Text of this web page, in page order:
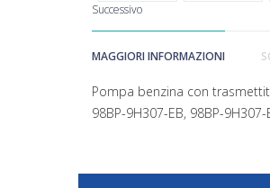
Successivo
MAGGIORI INFORMAZIONI
Pompa benzina con
98BP-9H307-EB, 98BP-